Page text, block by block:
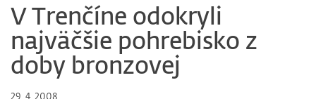
V Trenčíne odokryli
najväčšie pohrebisko z
doby bronzovej
29. 4. 2008